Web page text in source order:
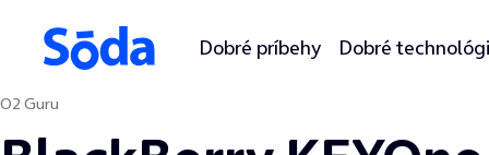
Preskočiť na obsah
Dobré príbehy Dobré
O2 Guru